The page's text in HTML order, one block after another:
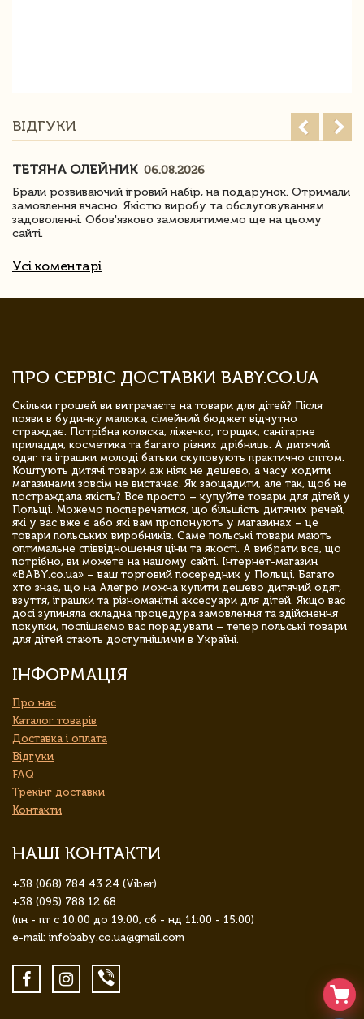
ВІДГУКИ
ТЕТЯНА ОЛЕЙНИК 06.08.2026
Брали розвиваючий ігровий набір, на подарунок. Отримали
замовлення вчасно. Якістю виробу та обслуговуванням
задоволенні. Обов'язково замовлятимемо ще на цьому
сайті.
Усі коментарі
ПРО СЕРВІС ДОСТАВКИ BABY.CO.UA
Скільки грошей ви витрачаєте на товари для дітей? Після
появи в будинку малюка, сімейний бюджет відчутно
страждає. Потрібна коляска, ліжечко, горщик, санітарне
приладдя, косметика та багато різних дрібниць. А дитячий
одяг та іграшки молоді батьки скуповують практично оптом.
Коштують дитячі товари аж ніяк не дешево, а часу ходити
магазинами зовсім не вистачає. Як заощадити, але так, щоб не
постраждала якість? Все просто – купуйте товари для дітей у
Польщі. Можемо посперечатися, що більшість дитячих речей,
які у вас вже є або які вам пропонують у магазинах – це
товари польських виробників. Саме польські товари мають
оптимальне співвідношення ціни та якості. А вибрати все, що
потрібно, ви можете на нашому сайті. Інтернет-магазин
«BABY.co.ua» – ваш торговий посередник у Польщі. Багато
хто знає, що на Алегро можна купити дешево дитячий одяг,
взуття, іграшки та різноманітні аксесуари для дітей. Якщо вас
досі зупиняла складна процедура замовлення та здійснення
покупки, поспішаємо вас порадувати – тепер польські товари
для дітей стають доступнішими в Україні.
ІНФОРМАЦІЯ
Про нас
Каталог товарів
Доставка і оплата
Відгуки
FAQ
Трекінг доставки
Контакти
НАШІ КОНТАКТИ
+38 (068) 784 43 24 (Viber)
+38 (095) 788 12 68
(пн - пт с 10:00 до 19:00, сб - нд 11:00 - 15:00)
e-mail: infobaby.co.ua@gmail.com